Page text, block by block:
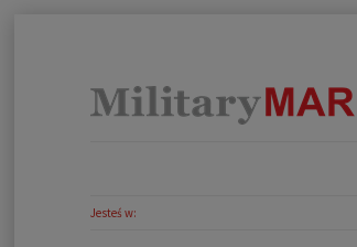
Jesteś w: